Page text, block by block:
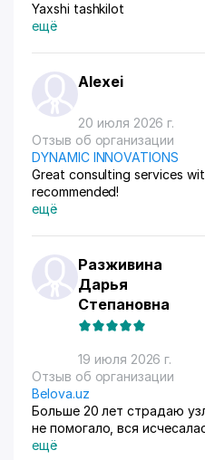
Yaxshi tashkilot
ещё
Alexei
20 июля 2026 г.
Отзыв об организации
DYNAMIC INNOVATIONS
Great consulting services
recommended!
ещё
Разживина
Дарья
Степановна
19 июля 2026 г.
Отзыв об организации
Belova.uz
Больше 20 лет страдаю
не помогало, вся
Владимировны 90%
ещё